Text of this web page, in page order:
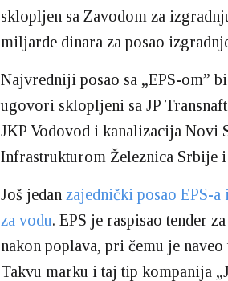
sklopljen sa Zavodom za
miljarde dinara za posao
Najvredniji posao sa „EPS-om”
ugovori sklopljeni sa JP
JKP Vodovod i kanalizacija Novi
Infrastrukturom Železnica Srbije
Još jedan zajednički posao EPS-a
za vodu. EPS je raspisao tender
nakon poplava, pri čemu je
Takvu marku i taj tip kompanija